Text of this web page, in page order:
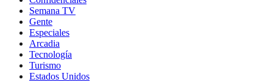
Semana TV
Gente
Especiales
Arcadia
Tecnología
Turismo
Estados Unidos